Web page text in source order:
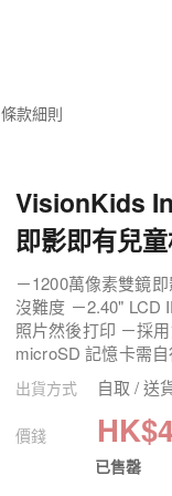
條款細則
VisionKids
即影即有兒
－1200萬像素雙鏡
沒難度 －2.40" LCD
照片然後打印 －採
microSD 記憶卡需
出貨方式 自取 / 送
價錢 HK$
已售罄